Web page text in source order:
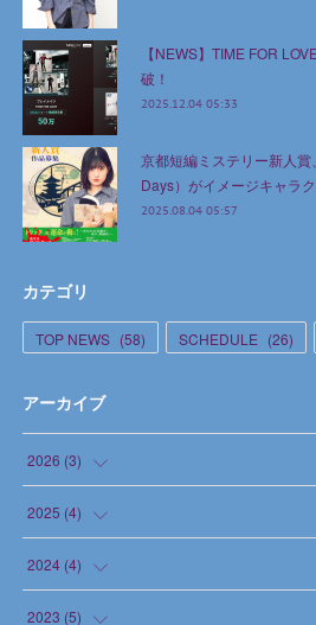
【NEWS】TIME FOR
破！
2025.12.04 05:33
京都短編ミステリー新人
Days）がイメージキャラ
2025.08.04 05:57
カテゴリ
TOP NEWS (58) SCHEDULE (26)
アーカイブ
2026 (3)
( )
( )
(
2025 (4)
( )
( )
2024(4)
( )
2023 (5)